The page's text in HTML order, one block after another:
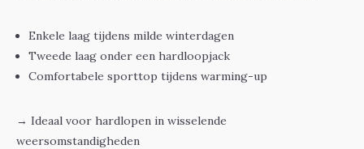
Enkele laag tijdens milde winterdagen
Tweede laag onder een hardloopjack
Comfortabele sporttop tijdens warming-up
→ Ideaal voor hardlopen in wisselende
weersomstandigheden